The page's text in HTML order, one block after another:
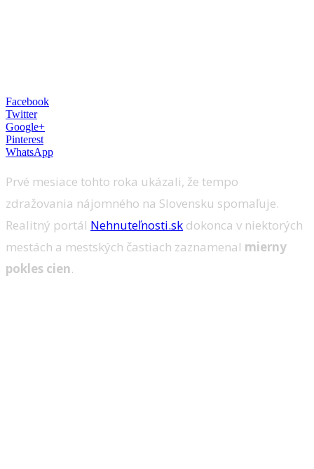
Facebook
Twitter
Google+
Pinterest
WhatsApp
Prvé mesiace tohto roka ukázali, že tempo
zdražovania nájomného na Slovensku spomaľuje.
Realitný portál Nehnuteľnosti.sk dokonca v niektorých
mestách a mestských častiach zaznamenal mierny
pokles cien.